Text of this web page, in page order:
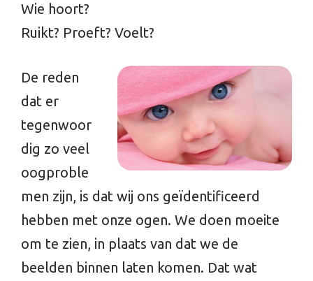
Wie hoort?
Ruikt? Proeft? Voelt?
De reden
dat er
tegenwoor
dig zo veel
oogproble
men zijn, is dat wij ons geïdentificeerd
hebben met onze ogen. We doen moeite
om te zien, in plaats van dat we de
beelden binnen laten komen. Dat wat